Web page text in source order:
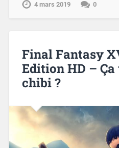
4 mars 2019 0
Final Fantasy
Edition HD –
chibi ?